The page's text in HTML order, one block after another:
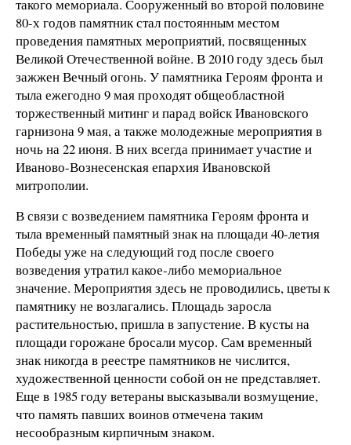
такого мемориала. Сооруженный во второй половине
80-х годов памятник стал постоянным местом
проведения памятных мероприятий, посвященных
Великой Отечественной войне. В 2010 году здесь был
зажжен Вечный огонь. У памятника Героям фронта и
тыла ежегодно 9 мая проходят общеобластной
торжественный митинг и парад войск Ивановского
гарнизона 9 мая, а также молодежные мероприятия в
ночь на 22 июня. В них всегда принимает участие и
Иваново-Вознесенская епархия Ивановской
митрополии.
В связи с возведением памятника Героям фронта и
тыла временный памятный знак на площади 40-летия
Победы уже на следующий год после своего
возведения утратил какое-либо мемориальное
значение. Мероприятия здесь не проводились, цветы к
памятнику не возлагались. Площадь заросла
растительностью, пришла в запустение. В кусты на
площади горожане бросали мусор. Сам временный
знак никогда в реестре памятников не числится,
художественной ценности собой он не представляет.
Еще в 1985 году ветераны высказывали возмущение,
что память павших воинов отмечена таким
несообразным кирпичным знаком.